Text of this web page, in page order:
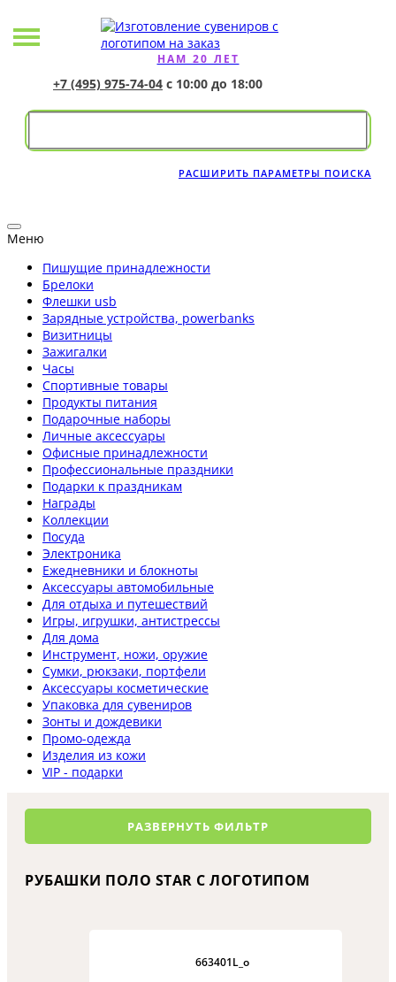
НАМ 20 ЛЕТ
+7 (495) 975-74-04 с 10:00 до 18:00
РАСШИРИТЬ ПАРАМЕТРЫ ПОИСКА
Меню
Пишущие принадлежности
Брелоки
Флешки usb
Зарядные устройства, powerbanks
Визитницы
Зажигалки
Часы
Спортивные товары
Продукты питания
Подарочные наборы
Личные аксессуары
Офисные принадлежности
Профессиональные праздники
Подарки к праздникам
Награды
Коллекции
Посуда
Электроника
Ежедневники и блокноты
Аксессуары автомобильные
Для отдыха и путешествий
Игры, игрушки, антистрессы
Для дома
Инструмент, ножи, оружие
Сумки, рюкзаки, портфели
Аксессуары косметические
Упаковка для сувениров
Зонты и дождевики
Промо-одежда
Изделия из кожи
VIP - подарки
РАЗВЕРНУТЬ ФИЛЬТР
РУБАШКИ ПОЛО STAR С ЛОГОТИПОМ
663401L_o